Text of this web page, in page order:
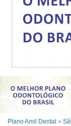
Plano Amil Dental »